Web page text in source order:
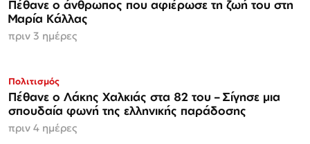
Πέθανε ο άνθρωπος που αφιέρωσε τη ζωή του στη
Μαρία Κάλλας
πριν 3 ημέρες
Πολιτισμός
Πέθανε ο Λάκης Χαλκιάς στα 82 του – Σίγησε μια
σπουδαία φωνή της ελληνικής παράδοσης
πριν 4 ημέρες